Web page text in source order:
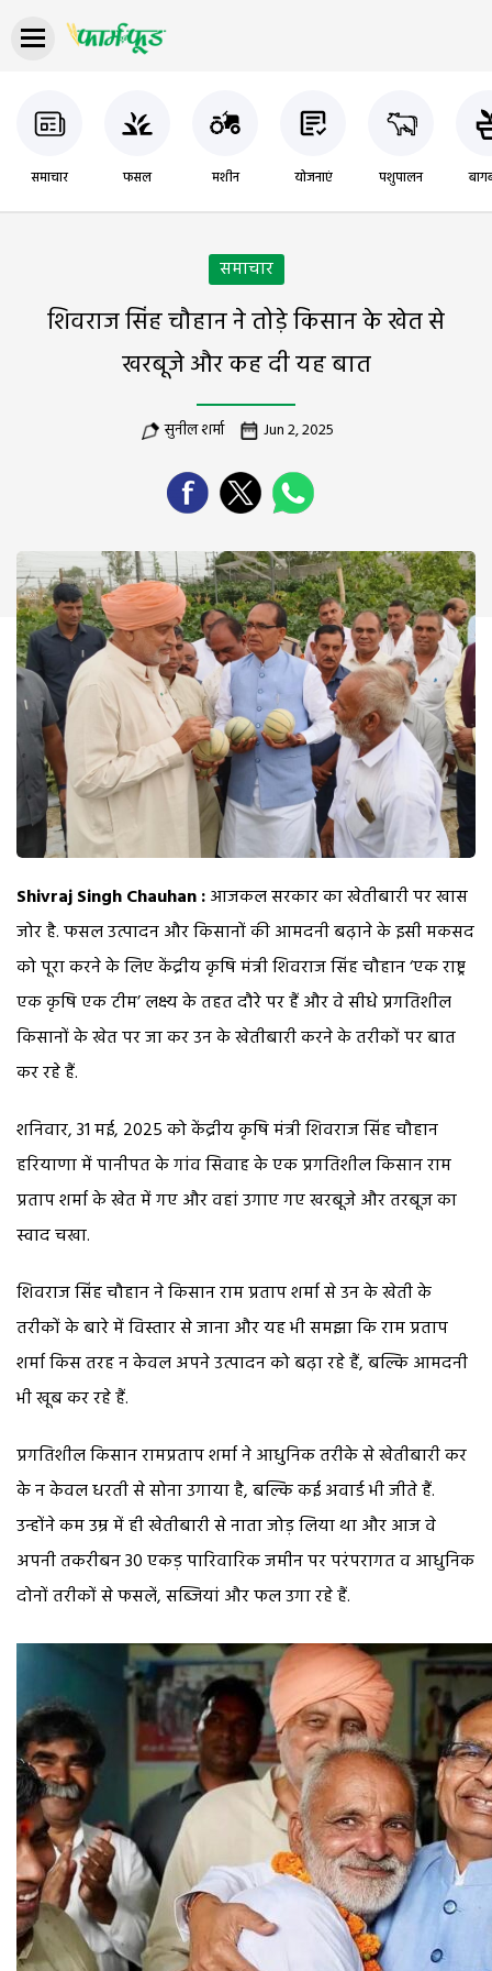
समाचार फसल मशीन योजनाएं पशुपालन
समाचार
शिवराज सिंह चौहान ने तोड़े किसान के खेत से
खरबूजे और कह दी यह बात
सुनील शर्मा Jun 2, 2025
Shivraj Singh Chauhan :आजकल सरकार का खेतीबारी पर खास
जोर है. फसल उत्पादन और किसानों की आमदनी बढ़ाने के इसी मकसद
को पूरा करने के लिए केंद्रीय कृषि मंत्री शिवराज सिंह चौहान ‘एक राष्ट्र
एक कृषि एक टीम’ लक्ष्य के तहत दौरे पर हैं और वे सीधे प्रगतिशील
किसानों के खेत पर जा कर उन के खेतीबारी करने के तरीकों पर बात
कर रहे हैं.
शनिवार, 31 मई, 2025 को केंद्रीय कृषि मंत्री शिवराज सिंह चौहान
हरियाणा में पानीपत के गांव सिवाह के एक प्रगतिशील किसान राम
प्रताप शर्मा के खेत में गए और वहां उगाए गए खरबूजे और तरबूज का
स्वाद चखा.
शिवराज सिंह चौहान ने किसान राम प्रताप शर्मा से उन के खेती के
तरीकों के बारे में विस्तार से जाना और यह भी समझा कि राम प्रताप
शर्मा किस तरह न केवल अपने उत्पादन को बढ़ा रहे हैं, बल्कि आमदनी
भी खूब कर रहे हैं.
प्रगतिशील किसान रामप्रताप शर्मा ने आधुनिक तरीके से खेतीबारी कर
के न केवल धरती से सोना उगाया है, बल्कि कई अवार्ड भी जीते हैं.
उन्होंने कम उम्र में ही खेतीबारी से नाता जोड़ लिया था और आज वे
अपनी तकरीबन 30 एकड़ पारिवारिक जमीन पर परंपरागत व आधुनिक
दोनों तरीकों से फसलें, सब्जियां और फल उगा रहे हैं.